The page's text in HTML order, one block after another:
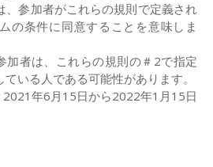
、参加者がこれらの規則で定義され
の条件に同意することを意味しま
加者は、これらの規則の＃2で指定
いる人である可能性があります。
2021年6月15日から2022年1月15日